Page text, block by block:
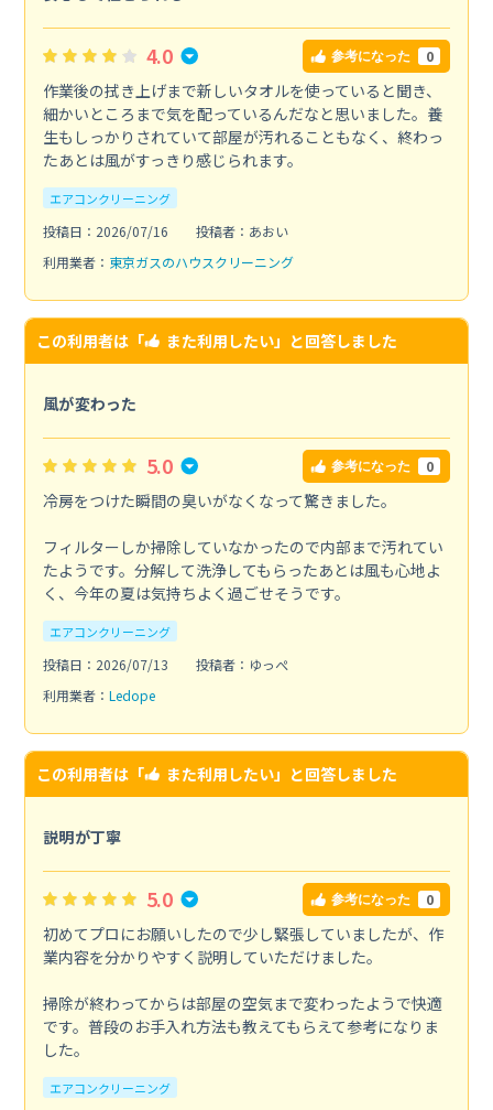
4.0 参考になった 0
作業後の拭き上げまで新しいタオルを使っていると聞き、
細かいところまで気を配っているんだなと思いました。養
生もしっかりされていて部屋が汚れることもなく、終わっ
たあとは風がすっきり感じられます。
エアコンクリーニング
投稿日：2026/07/16
投稿者：あおい
利用業者： 東京ガスのハウスクリーニング
この利用者は「 また利用したい」と回答しました
風が変わった
5.0 参考になった 0
冷房をつけた瞬間の臭いがなくなって驚きました。
フィルターしか掃除していなかったので内部まで汚れてい
たようです。分解して洗浄してもらったあとは風も心地よ
く、今年の夏は気持ちよく過ごせそうです。
エアコンクリーニング
投稿日：2026/07/13
投稿者：ゆっぺ
利用業者： Ledope
この利用者は「 また利用したい」と回答しました
説明が丁寧
5.0 参考になった 0
初めてプロにお願いしたので少し緊張していましたが、作
業内容を分かりやすく説明していただけました。
掃除が終わってからは部屋の空気まで変わったようで快適
です。普段のお手入れ方法も教えてもらえて参考になりま
した。
エアコンクリーニング